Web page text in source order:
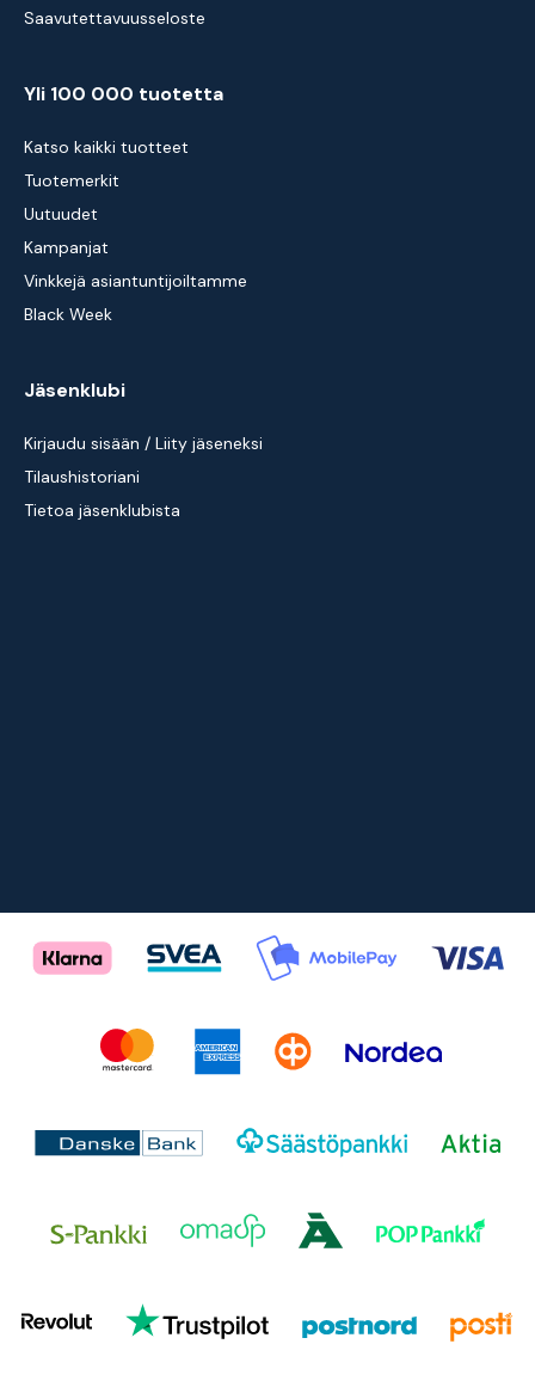
Saavutettavuusseloste
Yli 100 000 tuotetta
Katso kaikki tuotteet
Tuotemerkit
Uutuudet
Kampanjat
Vinkkejä asiantuntijoiltamme
Black Week
Jäsenklubi
Kirjaudu sisään / Liity jäseneksi
Tilaushistoriani
Tietoa jäsenklubista